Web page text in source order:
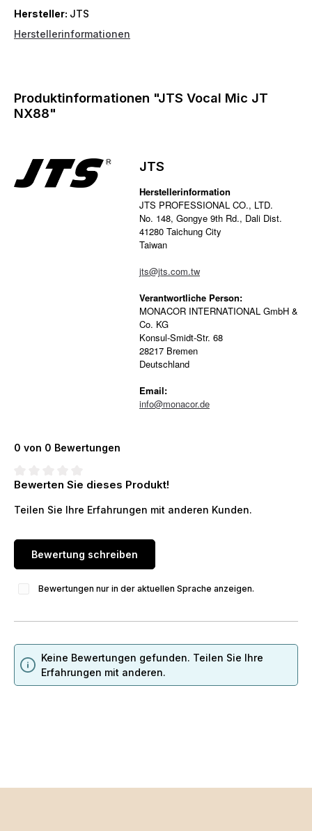
Hersteller: JTS
Herstellerinformationen
Produktinformationen "JTS Vocal Mic JT
NX88"
JTS
Herstellerinformation
JTS PROFESSIONAL CO., LTD.
No. 148, Gongye 9th Rd., Dali Dist.
41280 Taichung City
Taiwan
jts@jts.com.tw
Verantwortliche Person:
MONACOR INTERNATIONAL GmbH &
Co. KG
Konsul-Smidt-Str. 68
28217 Bremen
Deutschland
Email:
info@monacor.de
0 von 0 Bewertungen
Durchschnittliche Bewertung von 0 von 5 Sternen
Bewerten Sie dieses Produkt!
Teilen Sie Ihre Erfahrungen mit anderen Kunden.
Bewertung schreiben
Bewertungen nur in der aktuellen Sprache anzeigen.
Keine Bewertungen gefunden. Teilen Sie Ihre
Erfahrungen mit anderen.